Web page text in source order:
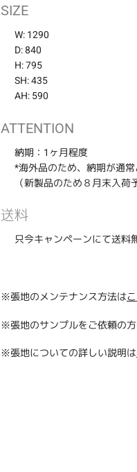
商
SIZE
W: 1290
D: 840
H: 795
SH: 435
AH: 590
ATTENTION
納期：1ヶ月程度
*海外品のため、納期が通
（新製品のため８月末入荷
送料
只今キャンペーンにて送料
※張地のメンテナンス方法は
※張地のサンプルをご依頼の
※張地についての詳しい説明は